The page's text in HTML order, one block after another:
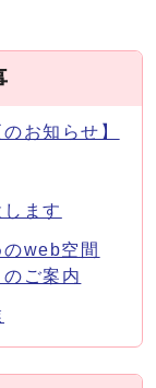
お知らせ】
ます
web空間
ご案内